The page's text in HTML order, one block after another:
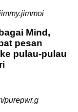
Mind,
pesan
pulau-pulau
purepwr.g